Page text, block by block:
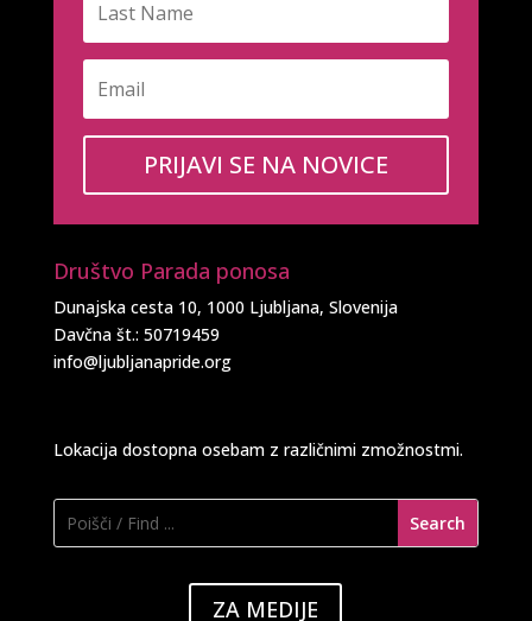
PRIJAVI SE NA NOVICE
Društvo Parada ponosa
Dunajska cesta 10, 1000 Ljubljana, Slovenija
Davčna št.: 50719459
info@ljubljanapride.org
Lokacija dostopna osebam z različnimi zmožnostmi.
ZA MEDIJE